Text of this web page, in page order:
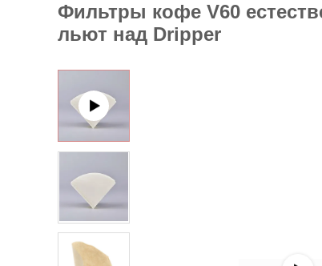
Фильтры кофе V60
льют над Dripper